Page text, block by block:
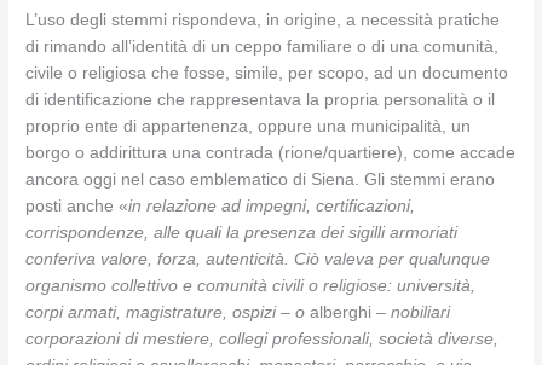
L’uso degli stemmi rispondeva, in origine, a necessità pratiche
di rimando all’identità di un ceppo familiare o di una comunità,
civile o religiosa che fosse, simile, per scopo, ad un documento
di identificazione che rappresentava la propria personalità o il
proprio ente di appartenenza, oppure una municipalità, un
borgo o addirittura una contrada (rione/quartiere), come accade
ancora oggi nel caso emblematico di Siena. Gli stemmi erano
posti anche «in relazione ad impegni, certificazioni,
corrispondenze, alle quali la presenza dei sigilli armoriati
conferiva valore, forza, autenticità. Ciò valeva per qualunque
organismo collettivo e comunità civili o religiose: università,
corpi armati, magistrature, ospizi – o alberghi – nobiliari
corporazioni di mestiere, collegi professionali, società diverse,